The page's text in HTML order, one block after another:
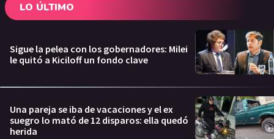
LO ÚLTIMO
Sigue la pelea con los gobernadores: Milei
le quitó a Kiciloff un fondo clave
Una pareja se iba de vacaciones y el ex
suegro lo mató de 12 disparos: ella quedó
herida